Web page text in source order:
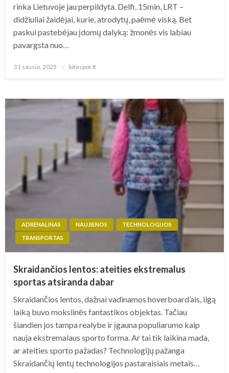
rinka Lietuvoje jau perpildyta. Delfi, 15min, LRT –
didžiuliai žaidėjai, kurie, atrodytų, paėmė viską. Bet
paskui pastebėjau įdomų dalyką: žmonės vis labiau
pavargsta nuo…
Posted
31 sausio, 2025 kitespot.lt
ADRENALINAS NAUJIENOS
TECHNOLOGIJOS
TRANSPORTAS
Skraidančios lentos: ateities ekstremalus
sportas atsiranda dabar
Skraidančios lentos, dažnai vadinamos hoverboard’ais, ilgą
laiką buvo mokslinės fantastikos objektas. Tačiau
šiandien jos tampa realybe ir įgauna populiarumo kaip
nauja ekstremalaus sporto forma. Ar tai tik laikina mada,
ar ateities sporto pažadas? Technologijų pažanga
Skraidančių lentų technologijos pastaraisiais metais…